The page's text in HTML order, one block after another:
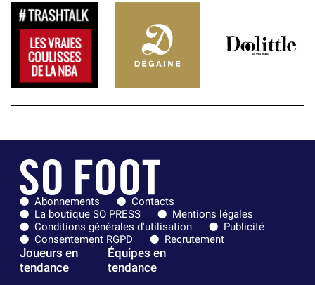
Abonnements
Contacts
La boutique SO PRESS
Mentions légales
Conditions générales d'utilisation
Publicité
Consentement RGPD
Recrutement
Joueurs en
tendance
Équipes en
tendance